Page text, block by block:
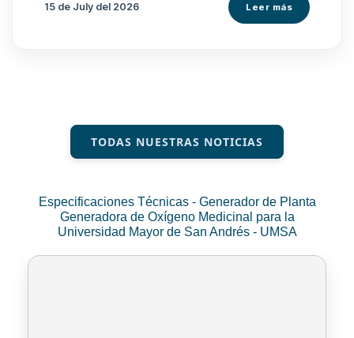
15 de July del 2026 Leer más
TODAS NUESTRAS NOTICIAS
Especificaciones Técnicas - Generador de Planta
Generadora de Oxígeno Medicinal para la
Universidad Mayor de San Andrés - UMSA